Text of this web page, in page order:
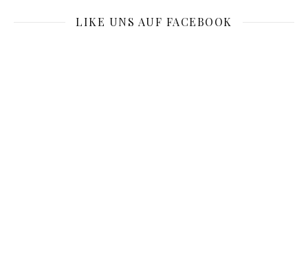
LIKE UNS AUF FACEBOOK